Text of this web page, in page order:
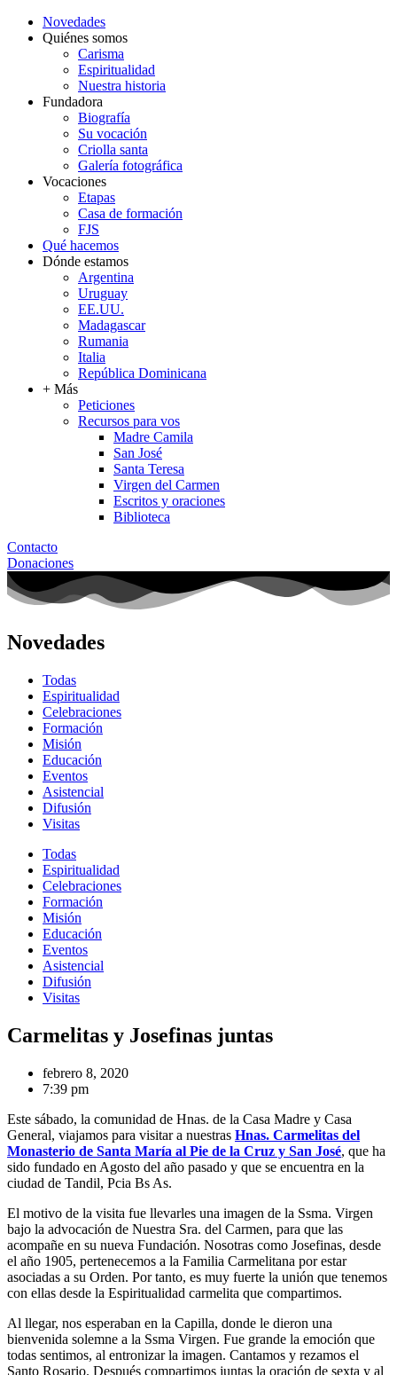
Novedades
Quiénes somos
Carisma
Espiritualidad
Nuestra historia
Fundadora
Biografía
Su vocación
Criolla santa
Galería fotográfica
Vocaciones
Etapas
Casa de formación
FJS
Qué hacemos
Dónde estamos
Argentina
Uruguay
EE.UU.
Madagascar
Rumania
Italia
República Dominicana
+ Más
Peticiones
Recursos para vos
Madre Camila
San José
Santa Teresa
Virgen del Carmen
Escritos y oraciones
Biblioteca
Contacto
Donaciones
Novedades
Todas
Espiritualidad
Celebraciones
Formación
Misión
Educación
Eventos
Asistencial
Difusión
Visitas
Todas
Espiritualidad
Celebraciones
Formación
Misión
Educación
Eventos
Asistencial
Difusión
Visitas
Carmelitas y Josefinas juntas
febrero 8, 2020
7:39 pm
Este sábado, la comunidad de Hnas. de la Casa Madre y Casa
General, viajamos para visitar a nuestras Hnas. Carmelitas del
Monasterio de Santa María al Pie de la Cruz y San José, que ha
sido fundado en Agosto del año pasado y que se encuentra en la
ciudad de Tandil, Pcia Bs As.
El motivo de la visita fue llevarles una imagen de la Ssma. Virgen
bajo la advocación de Nuestra Sra. del Carmen, para que las
acompañe en su nueva Fundación. Nosotras como Josefinas, desde
el año 1905, pertenecemos a la Familia Carmelitana por estar
asociadas a su Orden. Por tanto, es muy fuerte la unión que tenemos
con ellas desde la Espiritualidad carmelita que compartimos.
Al llegar, nos esperaban en la Capilla, donde le dieron una
bienvenida solemne a la Ssma Virgen. Fue grande la emoción que
todas sentimos, al entronizar la imagen. Cantamos y rezamos el
Santo Rosario. Después compartimos juntas la oración de sexta y al